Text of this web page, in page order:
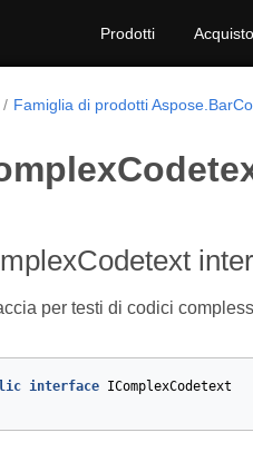
Prodotti Acquisto
Famiglia di prodotti
per testi di codici
interface IComplexCodetext